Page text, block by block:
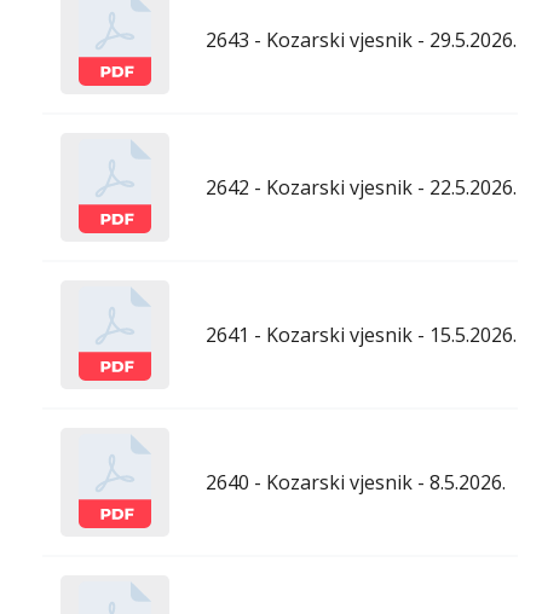
2643 - Kozarski vjesnik - 29.5.2026.
2642 - Kozarski vjesnik - 22.5.2026.
2641 - Kozarski vjesnik - 15.5.2026.
2640 - Kozarski vjesnik - 8.5.2026.